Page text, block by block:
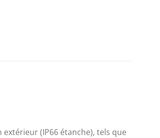
(IP66 étanche), tels que